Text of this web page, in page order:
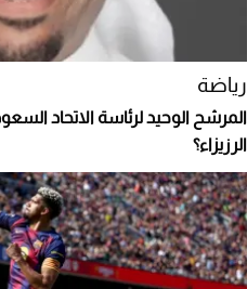
رياضة
المرشح الوحيد لرئاسة الاتحاد
الرزيزاء؟